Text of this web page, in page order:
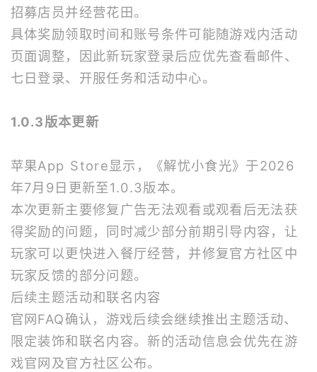
招募店员并经营花田。
具体奖励领取时间和账号条件可能随游戏内活动
页面调整，因此新玩家登录后应优先查看邮件、
七日登录、开服任务和活动中心。
1.0.3版本更新
苹果App Store显示，《解忧小食光》于2026
年7月9日更新至1.0.3版本。
本次更新主要修复广告无法观看或观看后无法获
得奖励的问题，同时减少部分前期引导内容，让
玩家可以更快进入餐厅经营，并修复官方社区中
玩家反馈的部分问题。
后续主题活动和联名内容
官网FAQ确认，游戏后续会继续推出主题活动、
限定装饰和联名内容。新的活动信息会优先在游
戏官网及官方社区公布。